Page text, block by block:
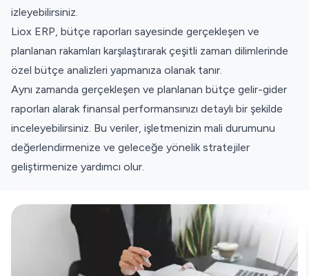
izleyebilirsiniz.
Liox ERP, bütçe raporları sayesinde gerçekleşen ve
planlanan rakamları karşılaştırarak çeşitli zaman dilimlerinde
özel bütçe analizleri yapmanıza olanak tanır.
Aynı zamanda gerçekleşen ve planlanan bütçe gelir-gider
raporları alarak finansal performansınızı detaylı bir şekilde
inceleyebilirsiniz. Bu veriler, işletmenizin mali durumunu
değerlendirmenize ve geleceğe yönelik stratejiler
geliştirmenize yardımcı olur.